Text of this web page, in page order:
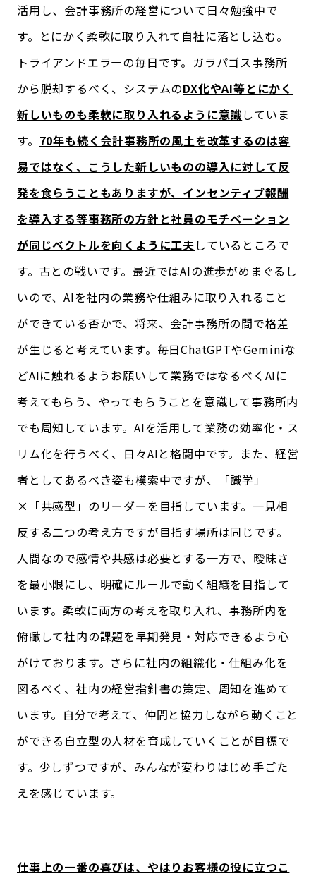
活用し、会計事務所の経営について日々勉強中で
す。とにかく柔軟に取り入れて自社に落とし込む。
トライアンドエラーの毎日です。ガラパゴス事務所
から脱却するべく、システムのDX化やAI等とにかく
新しいものも柔軟に取り入れるように意識していま
す。 70年も続く会計事務所の風土を改革するのは容
易ではなく、こうした新しいものの導入に対して反
発を食らうこともありますが、インセンティブ報酬
を導入する等事務所の方針と社員のモチベーション
が同じベクトルを向くように工夫しているところで
す。古との戦いです。最近ではAIの進歩がめまぐるし
いので、AIを社内の業務や仕組みに取り入れること
ができている否かで、将来、会計事務所の間で格差
が生じると考えています。毎日ChatGPTやGeminiな
どAIに触れるようお願いして業務ではなるべくAIに
考えてもらう、やってもらうことを意識して事務所内
でも周知しています。AIを活用して業務の効率化・ス
リム化を行うべく、日々AIと格闘中です。また、経営
者としてあるべき姿も模索中ですが、「識学」
×「共感型」のリーダーを目指しています。一見相
反する二つの考え方ですが目指す場所は同じです。
人間なので感情や共感は必要とする一方で、曖昧さ
を最小限にし、明確にルールで動く組織を目指して
います。柔軟に両方の考えを取り入れ、事務所内を
俯瞰して社内の課題を早期発見・対応できるよう心
がけております。さらに社内の組織化・仕組み化を
図るべく、社内の経営指針書の策定、周知を進めて
います。自分で考えて、仲間と協力しながら動くこと
ができる自立型の人材を育成していくことが目標で
す。少しずつですが、みんなが変わりはじめ手ごた
えを感じています。
仕事上の一番の喜びは、やはりお客様の役に立つこ